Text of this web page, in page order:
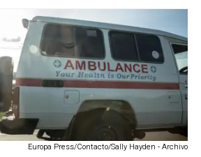
Europa Press/Contacto/Sally Hayden - Archivo